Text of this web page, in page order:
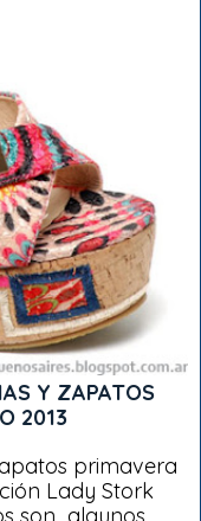
Y ZAPATOS
2013
primavera
Lady Stork
son algunos...